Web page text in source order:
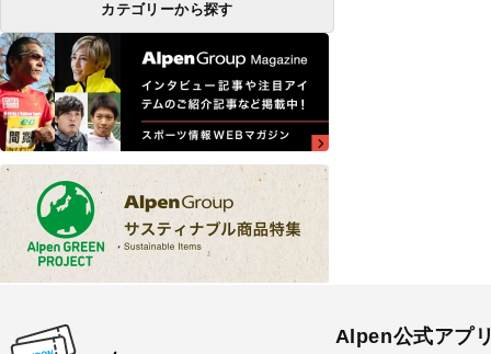
カテゴリーから探す
Alpen公式アプ